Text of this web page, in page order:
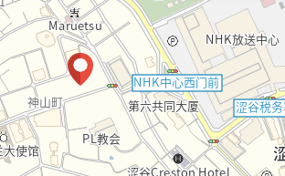
有规定）
年实
・・・・
、天板新货交换、栓新货交换、换气扇